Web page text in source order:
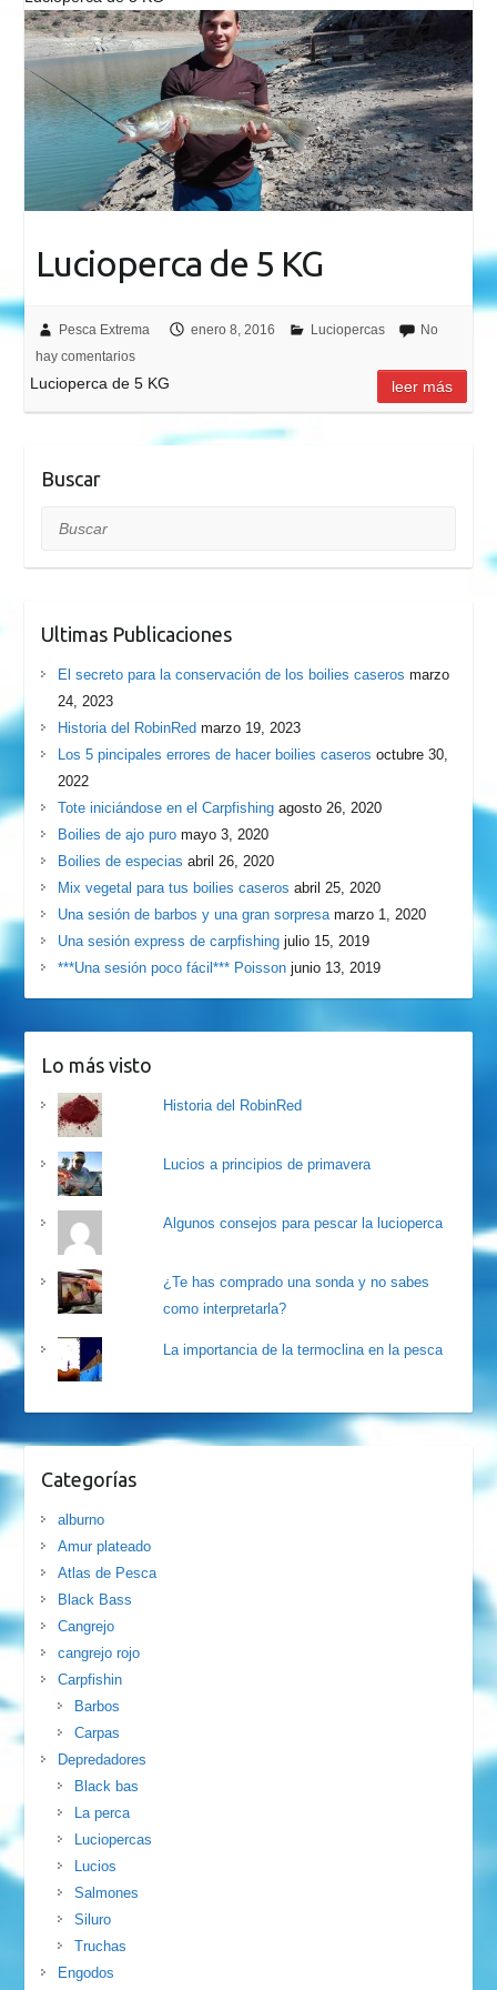
Lucioperca de 5 KG
Pesca Extrema enero 8, 2016 Luciopercas
No
hay comentarios
Lucioperca de 5 KG leer más
Buscar
Buscar
Ultimas Publicaciones
El secreto para la conservación de los boilies caseros marzo
24, 2023
Historia del RobinRed marzo 19, 2023
Los 5 pincipales errores de hacer boilies caseros octubre 30,
2022
Tote iniciándose en el Carpfishing agosto 26, 2020
Boilies de ajo puro mayo 3, 2020
Boilies de especias abril 26, 2020
Mix vegetal para tus boilies caseros abril 25, 2020
Una sesión de barbos y una gran sorpresa marzo 1, 2020
Una sesión express de carpfishing julio 15, 2019
***Una sesión poco fácil*** Poisson junio 13, 2019
Lo más visto
Historia del RobinRed
Lucios a principios de primavera
Algunos consejos para pescar la lucioperca
¿Te has comprado una sonda y no sabes
como interpretarla?
La importancia de la termoclina en la pesca
Categorías
alburno
Amur plateado
Atlas de Pesca
Black Bass
Cangrejo
cangrejo rojo
Carpfishin
Barbos
Carpas
Depredadores
Black bas
La perca
Luciopercas
Lucios
Salmones
Siluro
Truchas
Engodos